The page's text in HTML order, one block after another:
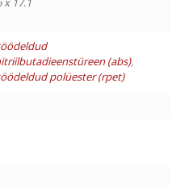
(abs),
polüester (rpet)